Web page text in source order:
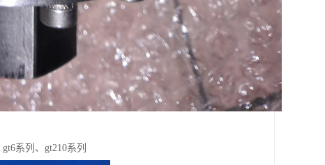
系列、gt210系列